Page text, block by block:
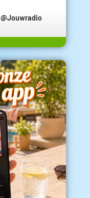
@Jouwradio